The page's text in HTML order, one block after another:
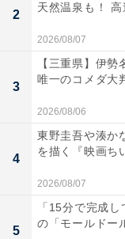
2
天然温泉も！
2026/08/07
3
【三重県】伊
唯一のコメダ大
2026/08/06
4
東野圭吾や湊か
を描く『映画ち
2026/08/07
5
「15分で完成
の「モールドー